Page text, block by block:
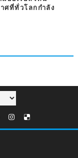
ศที่ทั่วโลกกำลัง